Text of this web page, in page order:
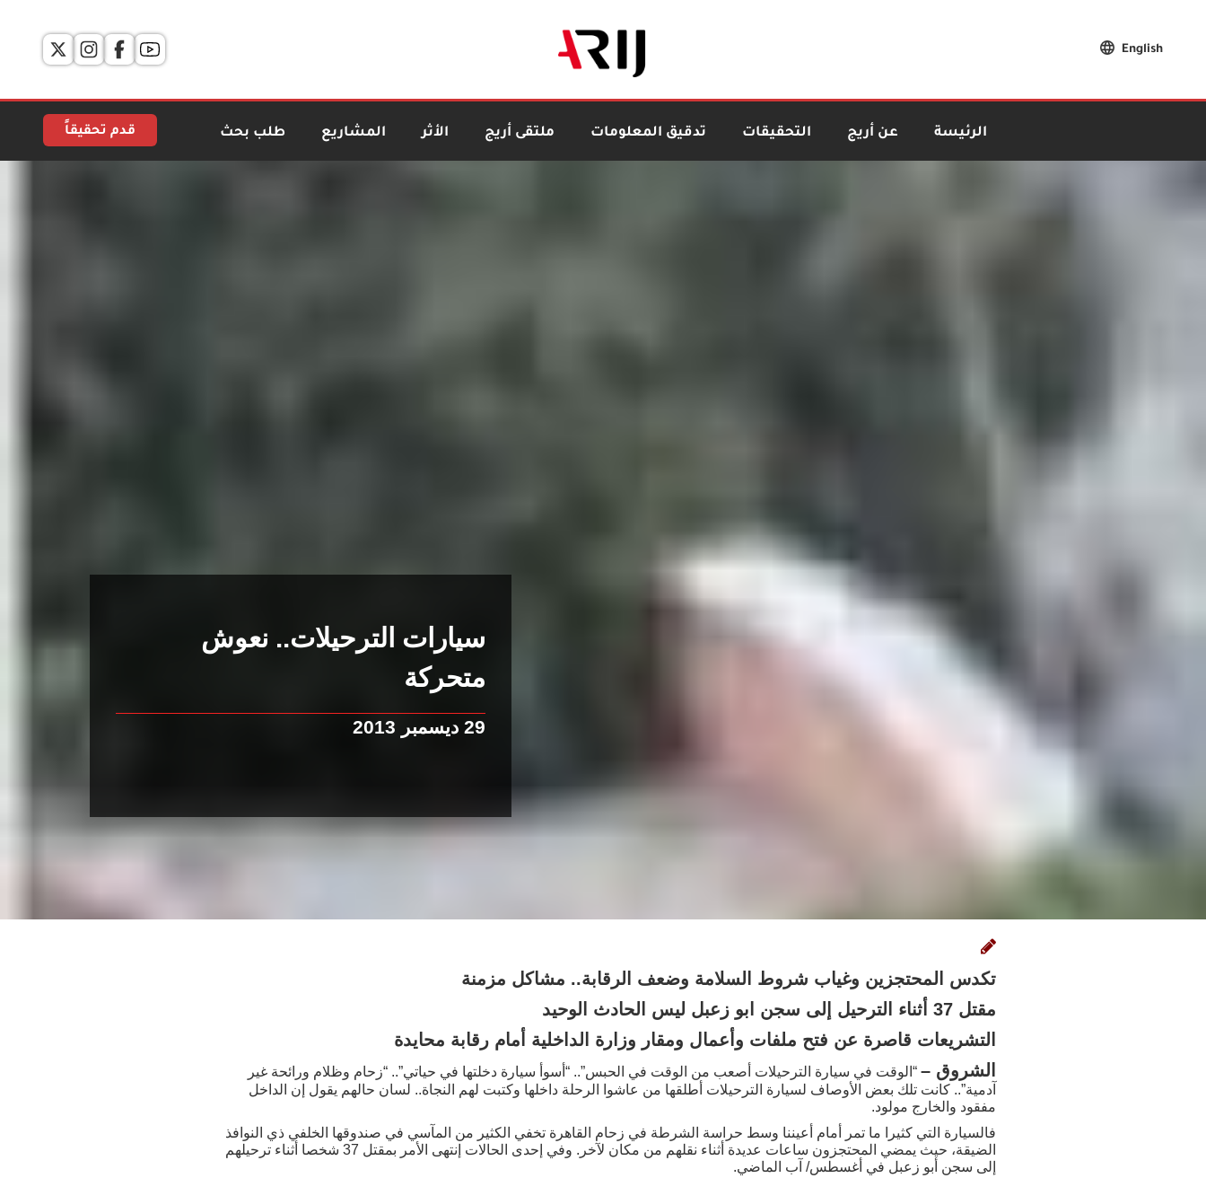
English
الرئيسة عن أريج التحقيقات تدقيق المعلومات ملتقى أريج الأثر المشاريع طلب بحث قدم تحقيقاً
سيارات الترحيلات.. نعوش
متحركة
29 ديسمبر 2013
تكدس المحتجزين وغياب شروط السلامة وضعف الرقابة.. مشاكل مزمنة
مقتل 37 أ
ثناء الترحيل إلى سجن ابو زعبل ليس الحادث الوحيد
التشريعات قاصرة عن فتح ملفات وأعمال ومقار وزارة الداخلية أمام رقابة محايدة
الشروق – “الوقت في سيارة الترحيلات أصعب من الوقت في الحبس”.. “أسوأ سيارة دخلتها في حياتي”.. “زحام وظلام ورائحة غير
آدمية”.. كانت تلك بعض الأوصاف لسيارة الترحيلات أطلقها من عاشوا الرحلة داخلها وكتبت لهم النجاة.. لسان حالهم يقول إن الداخل
مفقود والخارج مولود.
فالسيارة التي كثيرا ما تمر أمام أعيننا وسط حراسة الشرطة في زحام القاهرة تخفي الكثير من المآسي في صندوقها الخلفي ذي النوافذ
الضيقة، حيث يمضي المحتجزون ساعات عديدة أثناء نقلهم من مكان لآخر. وفي إحدى الحالات إنتهى الأمر بمقتل 37 شخصا أثناء ترحيلهم
إلى سجن أبو زعبل في أغسطس/ آب الماضي.